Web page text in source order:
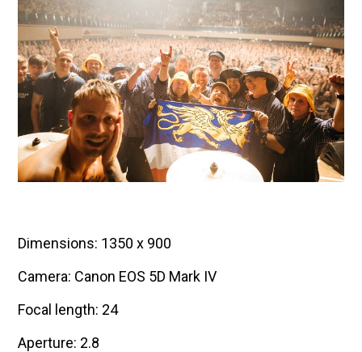
Dimensions: 1350 x 900
Camera: Canon EOS 5D Mark IV
Focal length: 24
Aperture: 2.8